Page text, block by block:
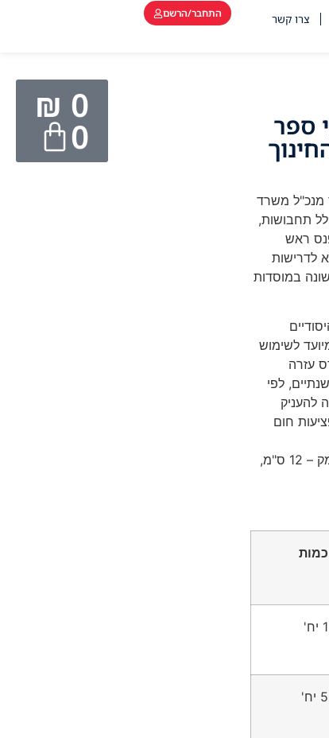
צרו קשר התחבר/הרשם
₪ 0
0 ספר
מנכ"ל משרד
כולל תחבושות,
ראש
לדרישות
במוסדות
לשימוש
עזרה
לפי
להעניק
חום
מידות התיק מאפשרות שימוש נוח וניידות גבוהה: עומק – 12 ס"מ,
כמות
1 יח'
5 יח'